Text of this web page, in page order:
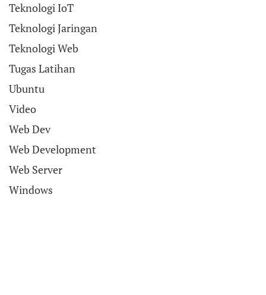
Teknologi IoT
Teknologi Jaringan
Teknologi Web
Tugas Latihan
Ubuntu
Video
Web Dev
Web Development
Web Server
Windows